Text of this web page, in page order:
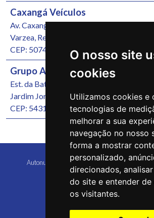
O nosso site
cookies
Utilizamos cookies e
tecnologias de
melhorar a sua
navegação no nosso
forma a mostrar
personalizado,
direcionados,
do site e entender de
os visitantes.
Caxangá Veículos
Av. Caxangá, 4251
Varzea, Recife/PE
CEP: 50740-000
Grupo Autonunes Seminovos
Est. da Batalha, 1000
Jardim Jordão, Jaboatão dos
CEP: 54315-570
Autonunes Caruaru Copyright 2026 Todos os